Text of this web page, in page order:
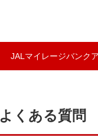
JALマイレージバンク
よくある質問